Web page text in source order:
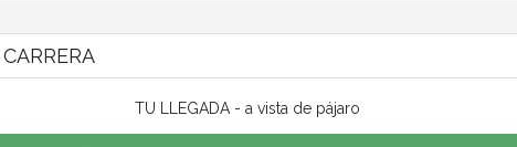
TU LLEGADA - a vista de pájaro